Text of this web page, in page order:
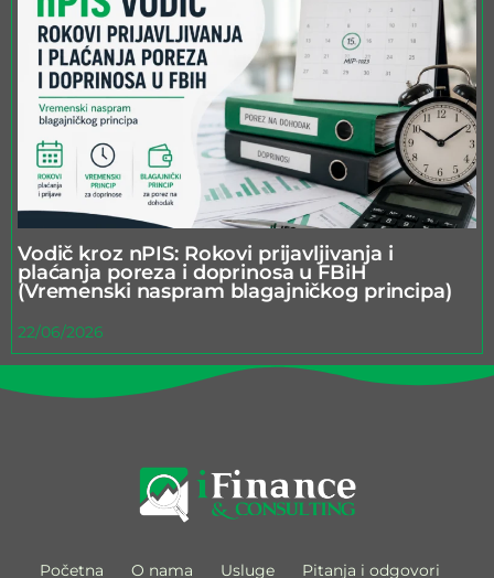
Vodič kroz nPIS: Rokovi prijavljivanja i
plaćanja poreza i doprinosa u FBiH
(Vremenski naspram blagajničkog principa)
22/06/2026
Početna O nama Usluge Pitanja i odgovori